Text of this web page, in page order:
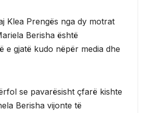
Klea Prengës nga dy motrat
Berisha është
e gjatë kudo nëpër media dhe
se pavarësisht çfarë kishte
Berisha vijonte të